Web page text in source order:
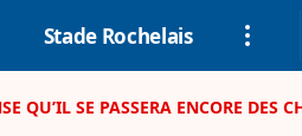
Stade Rochelais
QU’IL SE PASSERA ENCORE DES